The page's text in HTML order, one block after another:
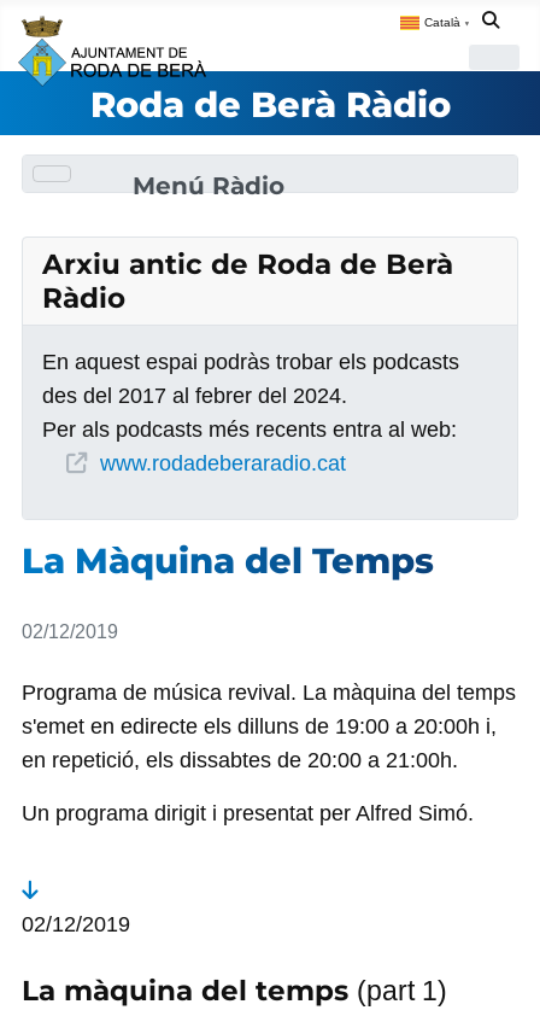
Català ▼
Roda de Berà Ràdio
Menú Ràdio
Arxiu antic de Roda de Berà
Ràdio
En aquest espai podràs trobar els podcasts
des del 2017 al febrer del 2024.
Per als podcasts més recents entra al web:
www.rodadeberaradio.cat
La Màquina del Temps
Detalls
02/12/2019
Programa de música revival. La màquina del temps
s'emet en edirecte els dilluns de 19:00 a 20:00h i,
en repetició, els dissabtes de 20:00 a 21:00h.
Un programa dirigit i presentat per Alfred Simó.
02/12/2019
La màquina del temps (part 1)